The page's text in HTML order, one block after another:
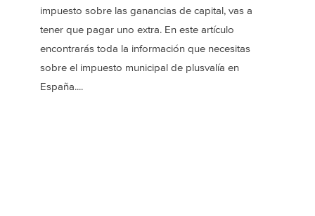
impuesto sobre las ganancias de capital, vas a
tener que pagar uno extra. En este artículo
encontrarás toda la información que necesitas
sobre el impuesto municipal de plusvalía en
España....